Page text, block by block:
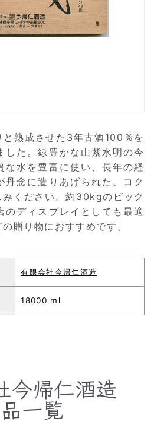
熟成させた3年古酒100％を
した。緑豊かな山紫水明の今
な水を豊富に使い、長年の経
丹念に造りあげられた、コク
みください。約30kgのビック
のディスプレイとしても最適
贈り物におすすめです。
有限会社今帰仁酒造
18000 ml
今帰仁酒造
一覧